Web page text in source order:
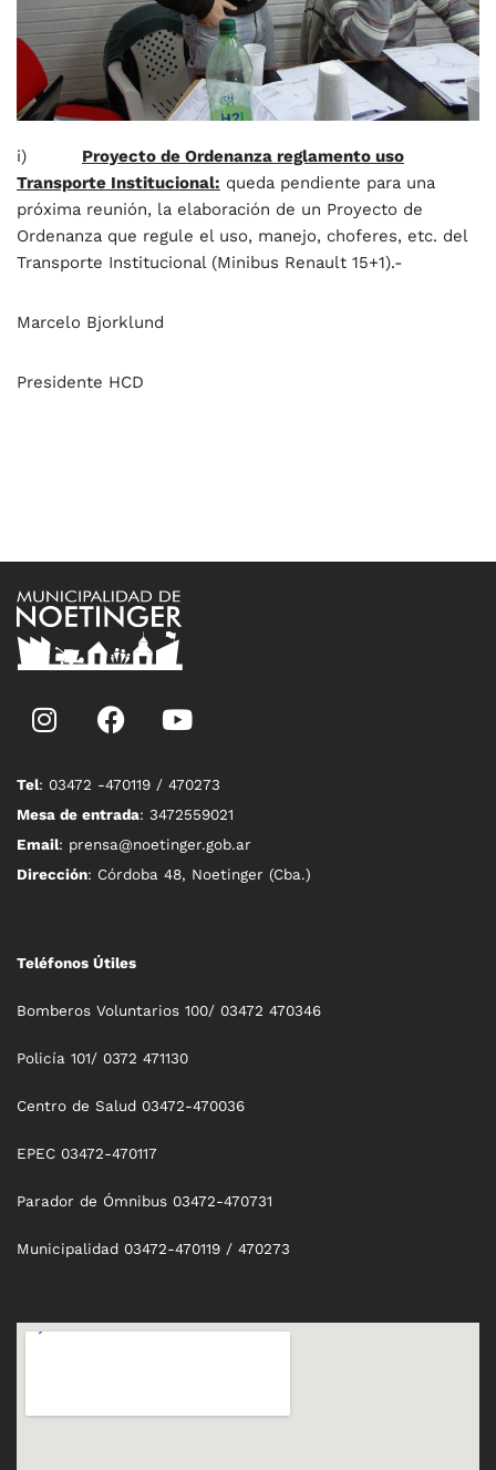
i) Proyecto de Ordenanza reglamento uso
Transporte Institucional: queda pendiente para una
próxima reunión, la elaboración de un Proyecto de
Ordenanza que regule el uso, manejo, choferes, etc. del
Transporte Institucional (Minibus Renault 15+1).-
Marcelo Bjorklund
Presidente HCD
Tel: 03472 -470119 / 470273
Mesa de entrada: 3472559021
Email: prensa@noetinger.gob.ar
Dirección: Córdoba 48, Noetinger (Cba.)
Teléfonos Útiles
Bomberos Voluntarios 100/ 03472 470346
Policía 101/ 0372 471130
Centro de Salud 03472-470036
EPEC 03472-470117
Parador de Ómnibus 03472-470731
Municipalidad 03472-470119 / 470273